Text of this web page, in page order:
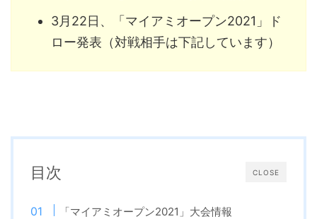
3月22日、「マイアミオープン2021」ド
ロー発表（対戦相手は下記しています）
CLOSE
目次
「マイアミオープン2021」大会情報